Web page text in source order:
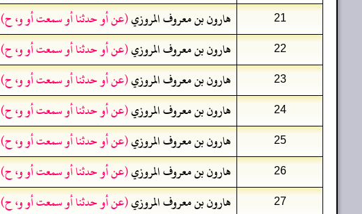
21 هارون بن معروف المروزي(عن أو حدثنا أو سمعت أو و، ح)
22 هارون بن معروف المروزي(عن أو حدثنا أو سمعت أو و، ح)
23 هارون بن معروف المروزي(عن أو حدثنا أو سمعت أو و، ح)
24 هارون بن معروف المروزي(عن أو حدثنا أو سمعت أو و، ح)
25 هارون بن معروف المروزي(عن أو حدثنا أو سمعت أو و، ح)
26 هارون بن معروف المروزي(عن أو حدثنا أو سمعت أو و، ح)
27 هارون بن معروف المروزي(عن أو حدثنا أو سمعت أو و، ح)